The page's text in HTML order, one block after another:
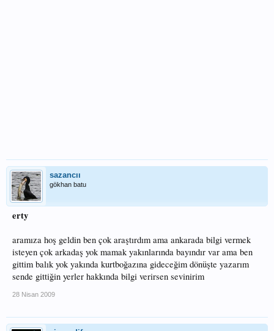
sazancıı
gökhan batu
erty
aramıza hoş geldin ben çok araştırdım ama ankarada bilgi vermek
isteyen çok arkadaş yok mamak yakınlarında bayındır var ama ben
gittim balık yok yakında kurtboğazına gideceğim dönüşte yazarım
sende gittiğin yerler hakkında bilgi verirsen sevinirim
28 Nisan 2009